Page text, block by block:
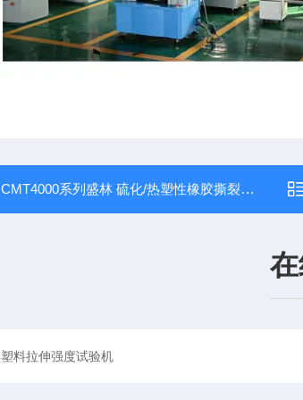
CMT4000系列盛林 硫化/热塑性橡胶撕裂强度试验机